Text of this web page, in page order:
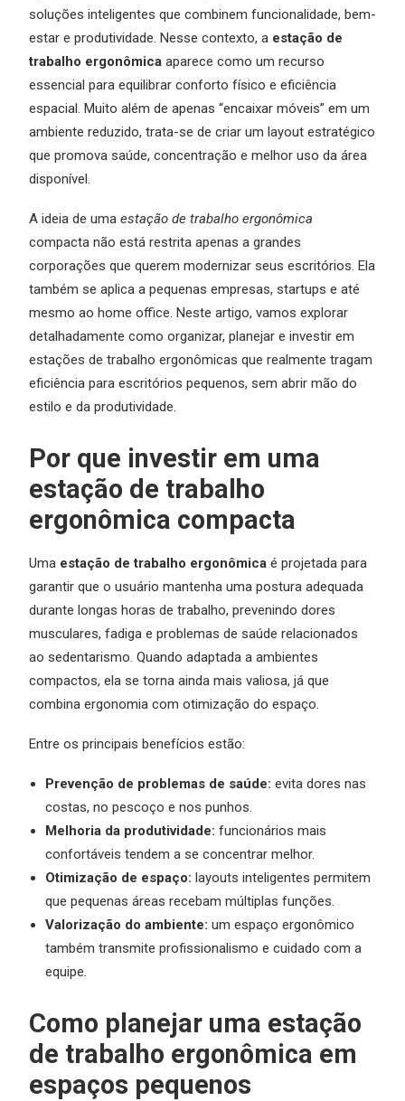
soluções inteligentes que combinem funcionalidade, bem-
estar e produtividade. Nesse contexto, a estação de
trabalho ergonômica aparece como um recurso
essencial para equilibrar conforto físico e eficiência
espacial. Muito além de apenas “encaixar móveis” em um
ambiente reduzido, trata-se de criar um layout estratégico
que promova saúde, concentração e melhor uso da área
disponível.
A ideia de uma estação de trabalho ergonômica
compacta não está restrita apenas a grandes
corporações que querem modernizar seus escritórios. Ela
também se aplica a pequenas empresas, startups e até
mesmo ao home office. Neste artigo, vamos explorar
detalhadamente como organizar, planejar e investir em
estações de trabalho ergonômicas que realmente tragam
eficiência para escritórios pequenos, sem abrir mão do
estilo e da produtividade.
Por que investir em uma
estação de trabalho
ergonômica compacta
Uma estação de trabalho ergonômica é projetada para
garantir que o usuário mantenha uma postura adequada
durante longas horas de trabalho, prevenindo dores
musculares, fadiga e problemas de saúde relacionados
ao sedentarismo. Quando adaptada a ambientes
compactos, ela se torna ainda mais valiosa, já que
combina ergonomia com otimização do espaço.
Entre os principais benefícios estão:
Prevenção de problemas de saúde: evita dores nas
costas, no pescoço e nos punhos.
Melhoria da produtividade: funcionários mais
confortáveis tendem a se concentrar melhor.
Otimização de espaço: layouts inteligentes permitem
que pequenas áreas recebam múltiplas funções.
Valorização do ambiente: um espaço ergonômico
também transmite profissionalismo e cuidado com a
equipe.
Como planejar uma estação
de trabalho ergonômica em
espaços pequenos